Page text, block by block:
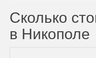
Сколько
в Никополе